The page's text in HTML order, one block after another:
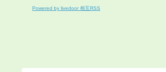
Powered by livedoor 相互RSS